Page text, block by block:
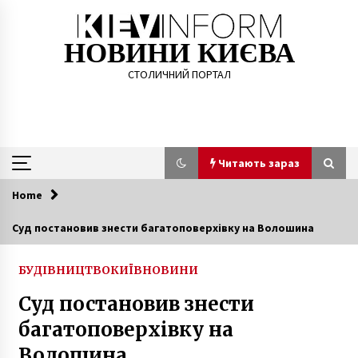
НОВИНИ КИЄВА
СТОЛИЧНИЙ ПОРТАЛ
Читають зараз
Читають зараз
очолив Дмитро Нікіфоров
Столичні комунальники кажуть, що шматки
мосту не трощили жодних автівок
Home
Суд постановив знести багатоповерхівку на Волошина
БУДІВНИЦТВОКИЇВНОВИНИ
Суд постановив знести
багатоповерхівку на